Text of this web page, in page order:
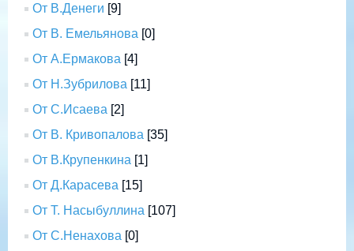
От В.Денеги [9]
От В. Емельянова [0]
От А.Ермакова [4]
От Н.Зубрилова [11]
От С.Исаева [2]
От В. Кривопалова [35]
От В.Крупенкина [1]
От Д.Карасева [15]
От Т. Насыбуллина [107]
От С.Ненахова [0]